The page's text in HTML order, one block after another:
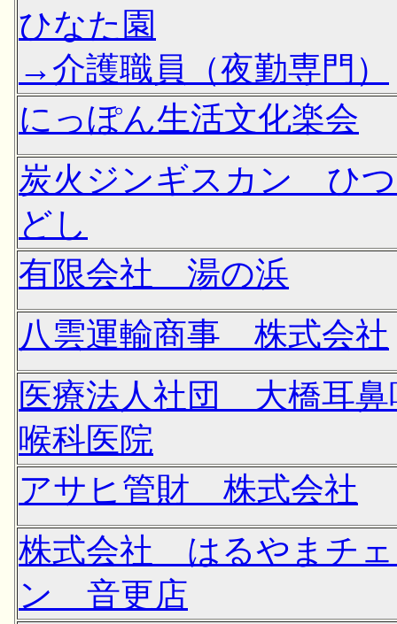
ひなた園
→介護職員（夜勤専門）
にっぽん生活文化楽会
炭火ジンギスカン ひ
どし
有限会社 湯の浜
八雲運輸商事 株式会社
医療法人社団 大橋耳鼻
喉科医院
アサヒ管財 株式会社
株式会社 はるやまチ
ン 音更店